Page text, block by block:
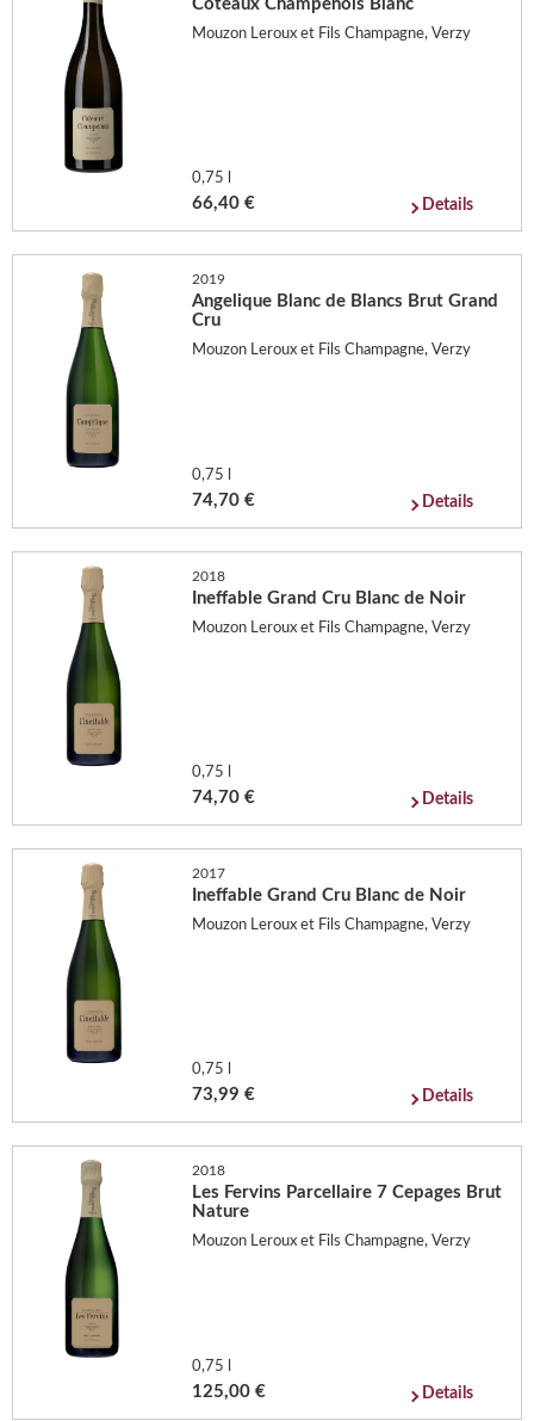
Coteaux Champenois Blanc
Mouzon Leroux et Fils Champagne, Verzy
0,75 l
66,40 € Details
2019
Angelique Blanc de Blancs Brut Grand
Cru
Mouzon Leroux et Fils Champagne, Verzy
0,75 l
74,70 € Details
2018
Ineffable Grand Cru Blanc de Noir
Mouzon Leroux et Fils Champagne, Verzy
0,75 l
74,70 € Details
2017
Ineffable Grand Cru Blanc de Noir
Mouzon Leroux et Fils Champagne, Verzy
0,75 l
73,99 € Details
2018
Les Fervins Parcellaire 7 Cepages Brut
Nature
Mouzon Leroux et Fils Champagne, Verzy
0,75 l
125,00 € Details